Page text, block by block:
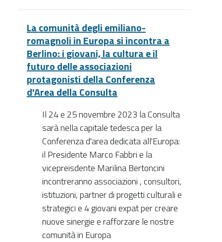
La comunità degli emiliano-
romagnoli in Europa si incontra a
Berlino: i giovani, la cultura e il
futuro delle associazioni
protagonisti della Conferenza
d'Area della Consulta
Il 24 e 25 novembre 2023 la Consulta
sarà nella capitale tedesca per la
Conferenza d'area dedicata all'Europa:
il Presidente Marco Fabbri e la
vicepreisdente Marilina Bertoncini
incontreranno associazioni , consultori,
istituzioni, partner di progetti culturali e
strategici e 4 giovani expat per creare
nuove sinergie e rafforzare le nostre
comunità in Europa